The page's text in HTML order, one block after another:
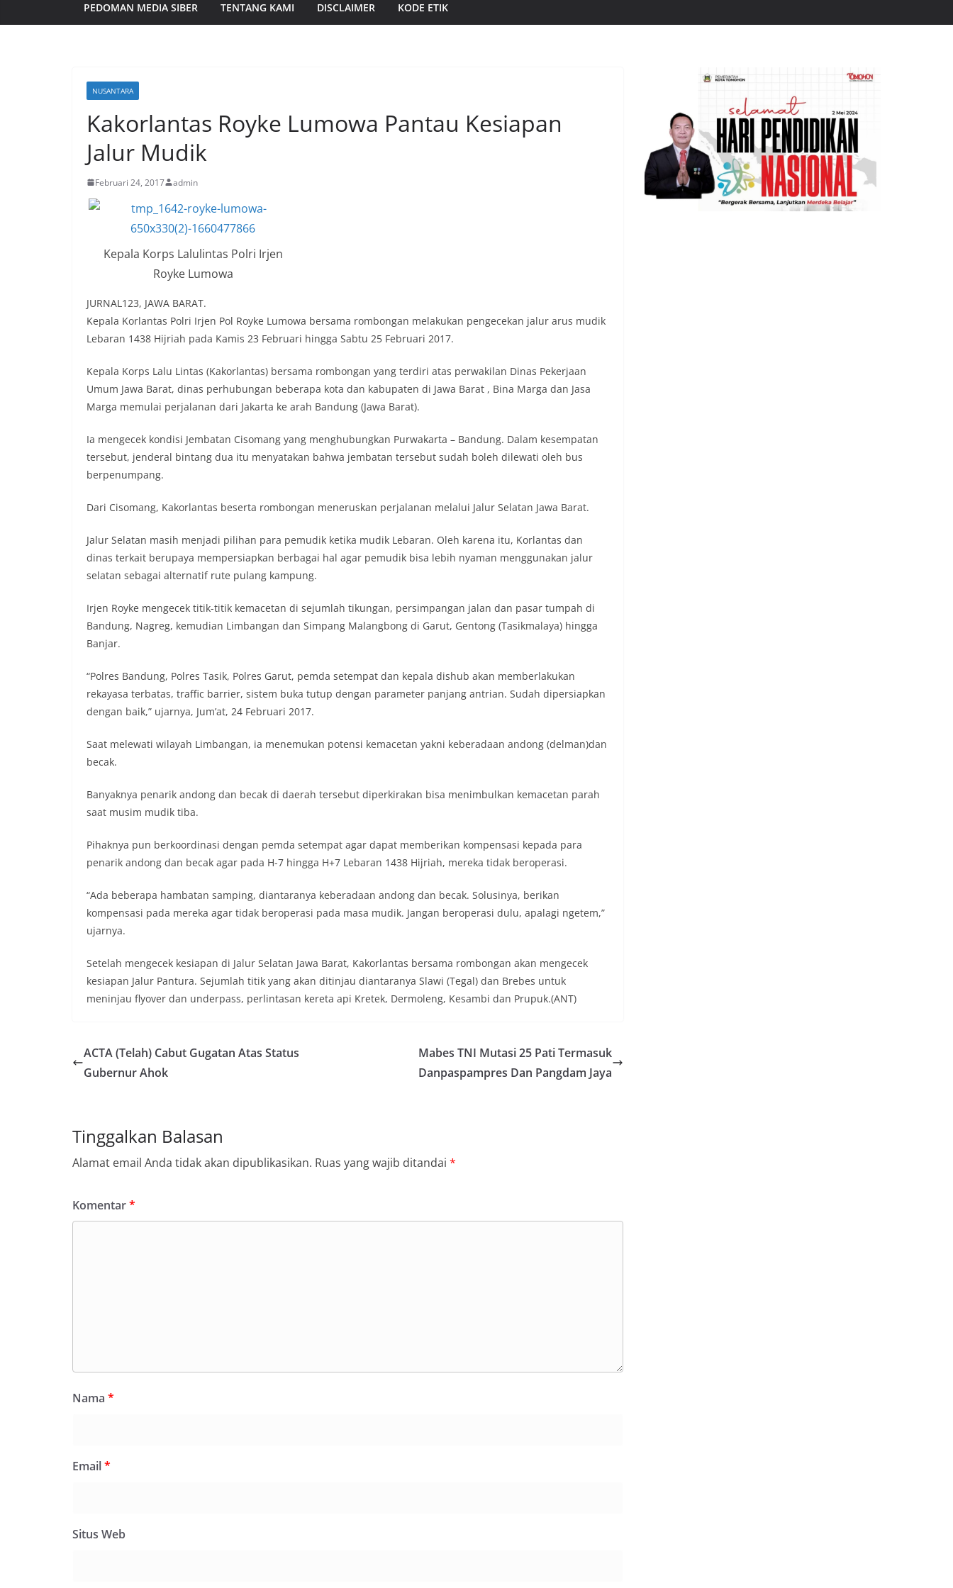
PEDOMAN MEDIA SIBER TENTANG KAMI DISCLAIMER KODE ETIK
NUSANTARA
Kakorlantas Royke Lumowa Pantau Kesiapan
Jalur Mudik
Februari 24, 2017 admin
Kepala Korps Lalulintas Polri Irjen
Royke Lumowa
JURNAL123, JAWA BARAT.
Kepala Korlantas Polri Irjen Pol Royke Lumowa bersama rombongan melakukan pengecekan jalur arus mudik
Lebaran 1438 Hijriah pada Kamis 23 Februari hingga Sabtu 25 Februari 2017.
Kepala Korps Lalu Lintas (Kakorlantas) bersama rombongan yang terdiri atas perwakilan Dinas Pekerjaan
Umum Jawa Barat, dinas perhubungan beberapa kota dan kabupaten di Jawa Barat , Bina Marga dan Jasa
Marga memulai perjalanan dari Jakarta ke arah Bandung (Jawa Barat).
Ia mengecek kondisi Jembatan Cisomang yang menghubungkan Purwakarta – Bandung. Dalam kesempatan
tersebut, jenderal bintang dua itu menyatakan bahwa jembatan tersebut sudah boleh dilewati oleh bus
berpenumpang.
Dari Cisomang, Kakorlantas beserta rombongan meneruskan perjalanan melalui Jalur Selatan Jawa Barat.
Jalur Selatan masih menjadi pilihan para pemudik ketika mudik Lebaran. Oleh karena itu, Korlantas dan
dinas terkait berupaya mempersiapkan berbagai hal agar pemudik bisa lebih nyaman menggunakan jalur
selatan sebagai alternatif rute pulang kampung.
Irjen Royke mengecek titik-titik kemacetan di sejumlah tikungan, persimpangan jalan dan pasar tumpah di
Bandung, Nagreg, kemudian Limbangan dan Simpang Malangbong di Garut, Gentong (Tasikmalaya) hingga
Banjar.
“Polres Bandung, Polres Tasik, Polres Garut, pemda setempat dan kepala dishub akan memberlakukan
rekayasa terbatas, traffic barrier, sistem buka tutup dengan parameter panjang antrian. Sudah dipersiapkan
dengan baik,” ujarnya, Jum’at, 24 Februari 2017.
Saat melewati wilayah Limbangan, ia menemukan potensi kemacetan yakni keberadaan andong (delman)dan
becak.
Banyaknya penarik andong dan becak di daerah tersebut diperkirakan bisa menimbulkan kemacetan parah
saat musim mudik tiba.
Pihaknya pun berkoordinasi dengan pemda setempat agar dapat memberikan kompensasi kepada para
penarik andong dan becak agar pada H-7 hingga H+7 Lebaran 1438 Hijriah, mereka tidak beroperasi.
“Ada beberapa hambatan samping, diantaranya keberadaan andong dan becak. Solusinya, berikan
kompensasi pada mereka agar tidak beroperasi pada masa mudik. Jangan beroperasi dulu, apalagi ngetem,”
ujarnya.
Setelah mengecek kesiapan di Jalur Selatan Jawa Barat, Kakorlantas bersama rombongan akan mengecek
kesiapan Jalur Pantura. Sejumlah titik yang akan ditinjau diantaranya Slawi (Tegal) dan Brebes untuk
meninjau flyover dan underpass, perlintasan kereta api Kretek, Dermoleng, Kesambi dan Prupuk.(ANT)
ACTA (Telah) Cabut Gugatan Atas Status
Gubernur Ahok
Mabes TNI Mutasi 25 Pati Termasuk
Danpaspampres Dan Pangdam Jaya
Tinggalkan Balasan
Alamat email Anda tidak akan dipublikasikan. Ruas yang wajib ditandai *
Komentar*
Nama *
Email*
Situs Web